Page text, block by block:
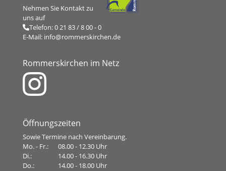
Nehmen Sie Kontakt zu
uns auf
Telefon:0 21 83 / 8 00 - 0
E-Mail: info@rommerskirchen.de
Rommerskirchen im Netz
Öffnungszeiten
Sowie Termine nach Vereinbarung.
Mo. - Fr.:
08.00 - 12.30 Uhr
Di.:
14.00 - 16.30 Uhr
Do.:
14.00 - 18.00 Uhr